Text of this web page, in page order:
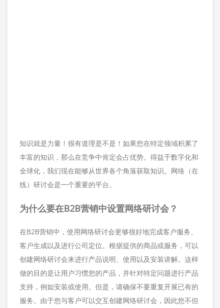
知识就是力量！很有道理是不是！如果您在特定领域积累了
丰富的知识，那么在竞争中肯定会占优势。得益于数字化和
全球化，我们现在能够从世界各个角落获取知识。网络（在
线）研讨会是一个重要的平台。
为什么要在B2B营销中设置网络研讨会？
在B2B营销中，使用网络研讨会更够很好地完成客户服务、
客户生成以及进行公司定位。根据提供的商品或服务，可以
创建网络研讨会来进行产品说明、使用以及安装讲解。这样
做的目的是让用户习惯您的产品，并针对特定问题进行产品
支持，例如安装或使用。但是，请确保不要重复开展已有的
服务。由于您与客户可以交互创建网络研讨会，因此您不但